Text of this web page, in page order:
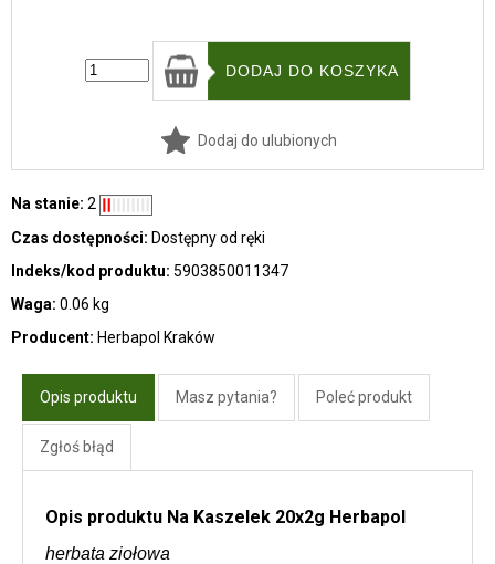
Dodaj do ulubionych
Na stanie: 2
Czas dostępności: Dostępny od ręki
Indeks/kod produktu: 5903850011347
Waga: 0.06 kg
Producent: Herbapol Kraków
Opis produktu Masz pytania? Poleć produkt
Zgłoś błąd
Opis produktu Na Kaszelek 20x2g Herbapol
herbata ziołowa